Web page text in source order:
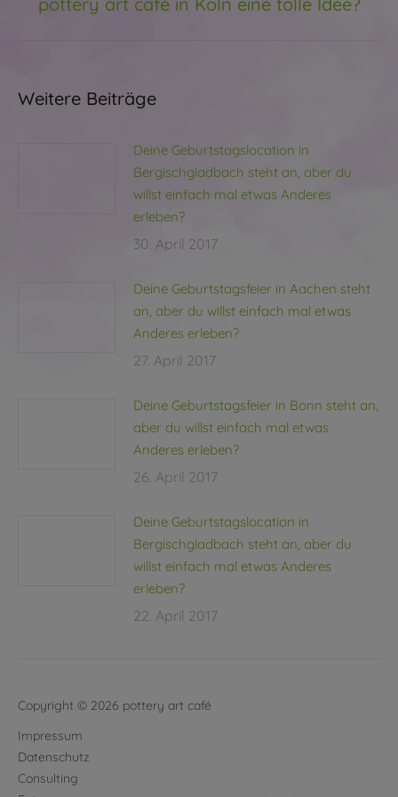
Beitrag:
Weitere Beiträge
Deine Geburtstagslocation in
Bergischgladbach steht an, aber du
willst einfach mal etwas Anderes
erleben?
30. April 2017
Deine Geburtstagsfeier in Aachen steht
an, aber du willst einfach mal etwas
Anderes erleben?
27. April 2017
Deine Geburtstagsfeier in Bonn steht an,
aber du willst einfach mal etwas
Anderes erleben?
26. April 2017
Deine Geburtstagslocation in
Bergischgladbach steht an, aber du
willst einfach mal etwas Anderes
erleben?
22. April 2017
Copyright © 2026 pottery art café
Impressum
Datenschutz
Consulting